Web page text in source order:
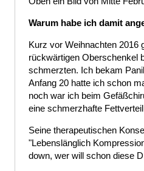
Warum habe ich damit
Kurz vor Weihnachten 2016
rückwärtigen Oberschenkel
schmerzten. Ich bekam
Anfang 20 hatte ich schon
noch war ich beim
eine schmerzhafte
Seine therapeutischen
"Lebenslänglich
down, wer will schon diese